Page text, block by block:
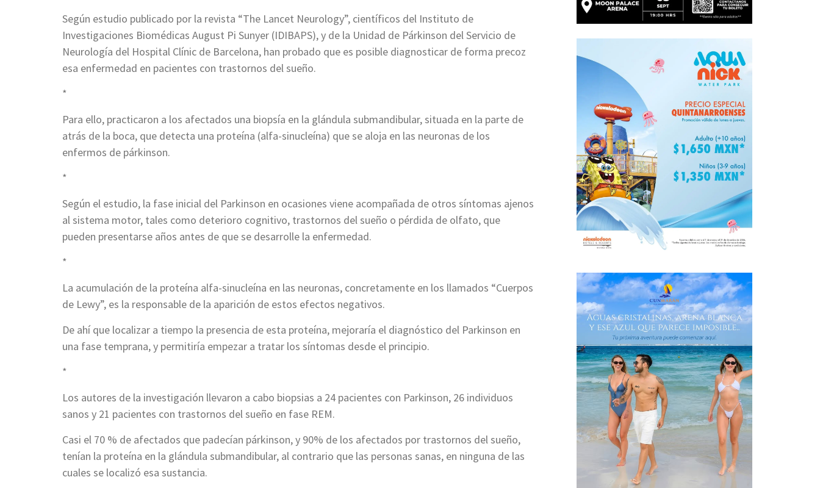
Según estudio publicado por la revista “The Lancet Neurology”, científicos del Instituto de
Investigaciones Biomédicas August Pi Sunyer (IDIBAPS), y de la Unidad de Párkinson del Servicio de
Neurología del Hospital Clínic de Barcelona, han probado que es posible diagnosticar de forma precoz
esa enfermedad en pacientes con trastornos del sueño.
*
Para ello, practicaron a los afectados una biopsía en la glándula submandibular, situada en la parte de
atrás de la boca, que detecta una proteína (alfa-sinucleína) que se aloja en las neuronas de los
enfermos de párkinson.
*
Según el estudio, la fase inicial del Parkinson en ocasiones viene acompañada de otros síntomas ajenos
al sistema motor, tales como deterioro cognitivo, trastornos del sueño o pérdida de olfato, que
pueden presentarse años antes de que se desarrolle la enfermedad.
*
La acumulación de la proteína alfa-sinucleína en las neuronas, concretamente en los llamados “Cuerpos
de Lewy”, es la responsable de la aparición de estos efectos negativos.
De ahí que localizar a tiempo la presencia de esta proteína, mejoraría el diagnóstico del Parkinson en
una fase temprana, y permitiría empezar a tratar los síntomas desde el principio.
*
Los autores de la investigación llevaron a cabo biopsias a 24 pacientes con Parkinson, 26 individuos
sanos y 21 pacientes con trastornos del sueño en fase REM.
Casi el 70 % de afectados que padecían párkinson, y 90% de los afectados por trastornos del sueño,
tenían la proteína en la glándula submandibular, al contrario que las personas sanas, en ninguna de las
cuales se localizó esa sustancia.